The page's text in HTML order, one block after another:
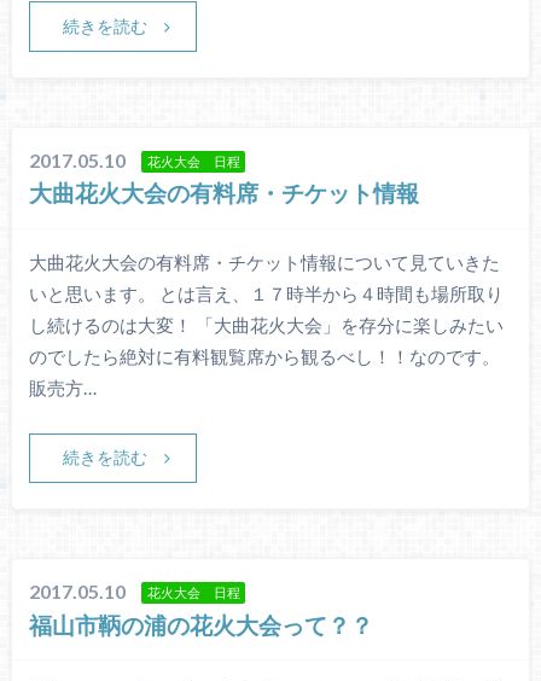
続きを読む
2017.05.10 花火大会 日程
大曲花火大会の有料席・チケット情報
大曲花火大会の有料席・チケット情報について見ていきた
いと思います。 とは言え、１７時半から４時間も場所取り
し続けるのは大変！ 「大曲花火大会」を存分に楽しみたい
のでしたら絶対に有料観覧席から観るべし！！なのです。
販売方…
続きを読む
2017.05.10 花火大会 日程
福山市鞆の浦の花火大会って？？